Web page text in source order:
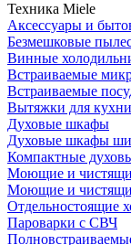
Техника Miele
Аксессуары и
Безмешковые
Винные
Встраиваемые
Встраиваемые
Вытяжки для кухни
Духовые шкафы
Духовые шкафы
Компактные
Моющие и
Моющие и
Отдельностоящие
Пароварки с СВЧ